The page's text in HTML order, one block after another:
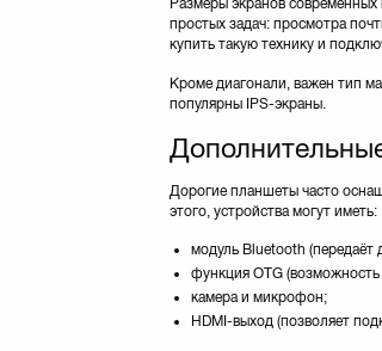
Размеры экранов
простых задач: просмотра
купить такую технику и
Кроме диагонали, важен тип
популярны IPS-экраны.
Дорогие планшеты часто
этого, устройства могут иметь:
модуль Bluetooth (передаёт
функция OTG
камера и микрофон;
HDMI-выход (позволяет